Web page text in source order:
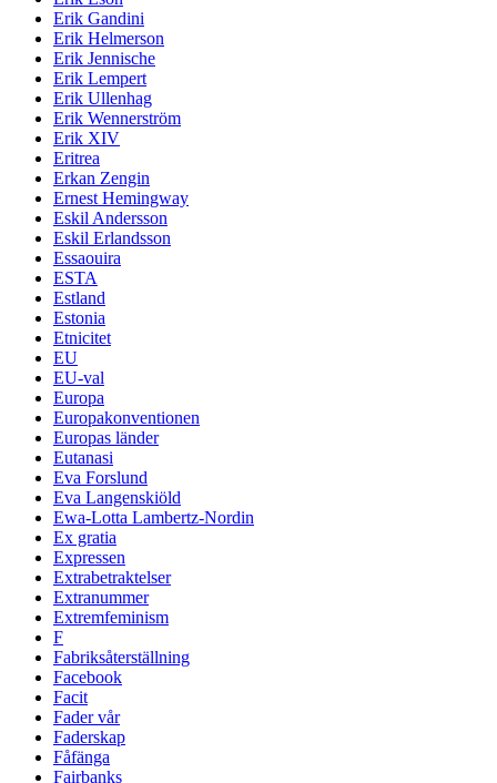
Erik Gandini
Erik Helmerson
Erik Jennische
Erik Lempert
Erik Ullenhag
Erik Wennerström
Erik XIV
Eritrea
Erkan Zengin
Ernest Hemingway
Eskil Andersson
Eskil Erlandsson
Essaouira
ESTA
Estland
Estonia
Etnicitet
EU
EU-val
Europa
Europakonventionen
Europas länder
Eutanasi
Eva Forslund
Eva Langenskiöld
Ewa-Lotta Lambertz-Nordin
Ex gratia
Expressen
Extrabetraktelser
Extranummer
Extremfeminism
F
Fabriksåterställning
Facebook
Facit
Fader vår
Faderskap
Fåfänga
Fairbanks